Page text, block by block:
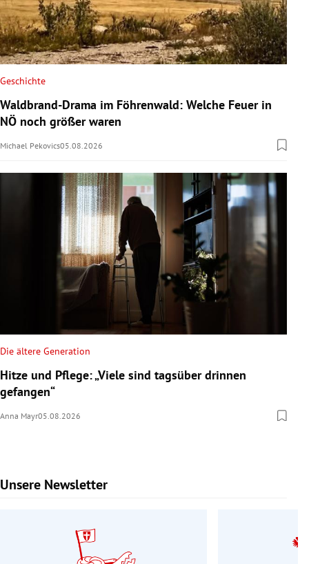
Geschichte
Waldbrand-Drama im Föhrenwald: Welche Feuer in
NÖ noch größer waren
Michael Pekovics05.08.2026
Die ältere Generation
Hitze und Pflege: „Viele sind tagsüber drinnen
gefangen“
Anna Mayr05.08.2026
Unsere Newsletter
Slide 1 von 9